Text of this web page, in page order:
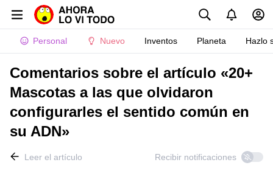
Personal Nuevo Inventos Planeta Hazlo
Comentarios sobre el artículo «20+
Mascotas a las que olvidaron
configurarles el sentido común en
su ADN»
Leer el artículo Recibir notificaciones